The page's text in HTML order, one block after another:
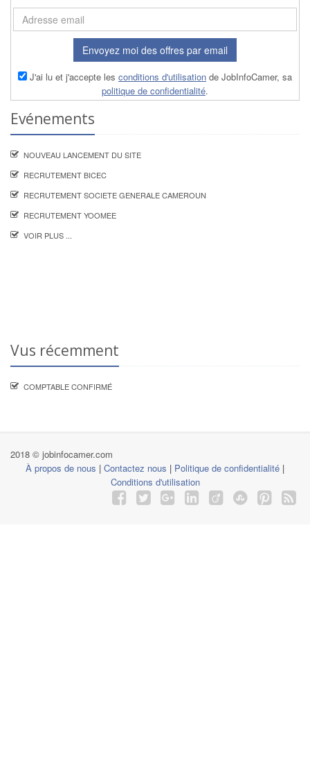
Envoyez moi des offres par email
J'ai lu et j'accepte les conditions d'utilisation de JobInfoCamer, sa
politique de confidentialité.
Evénements
NOUVEAU LANCEMENT DU SITE
RECRUTEMENT BICEC
RECRUTEMENT SOCIETE GENERALE CAMEROUN
RECRUTEMENT YOOMEE
VOIR PLUS ...
Vus récemment
COMPTABLE CONFIRMÉ
2018 © jobinfocamer.com
À propos de nous | Contactez nous | Politique de confidentialité |
Conditions d'utilisation